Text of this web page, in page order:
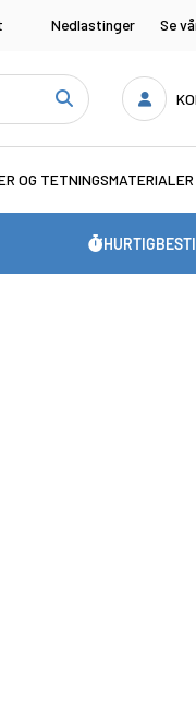
Nedlastinger Se
OG TETNINGSMATERIALER